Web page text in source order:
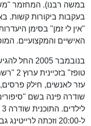
במשה רבנו). המחזמר
בעקבות ביקורות קשות.
"אין לי זמן" בסימן
האישיים והמקצועיים.
בנובמבר
טופז"
עזר לאנשים, חילק
שודרה פינה בשם
ל-20:00 וזכתה